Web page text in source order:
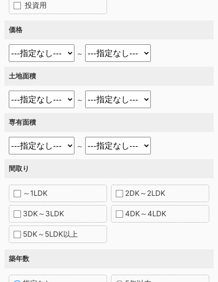
投資用
価格
～
土地面積
～
専有面積
～
間取り
～1LDK 2DK～2LDK
3DK～3LDK 4DK～4LDK
5DK～5LDK以上
築年数